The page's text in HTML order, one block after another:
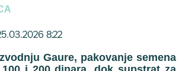
8:22
Gaure, pakovanje semena